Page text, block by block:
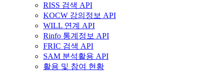
RISS 검색 API
KOCW 강의정보 API
WILL 연계 API
Rinfo 통계정보 API
FRIC 검색 API
SAM 분석활용 API
활용 및 참여 현황